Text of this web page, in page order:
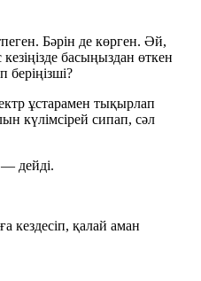
Бәрін де көрген. Әй,
басыңыздан өткен
беріңізші?
ұстарамен тықырлап
күлімсірей сипап, сәл
дейді.
кездесіп, қалай аман